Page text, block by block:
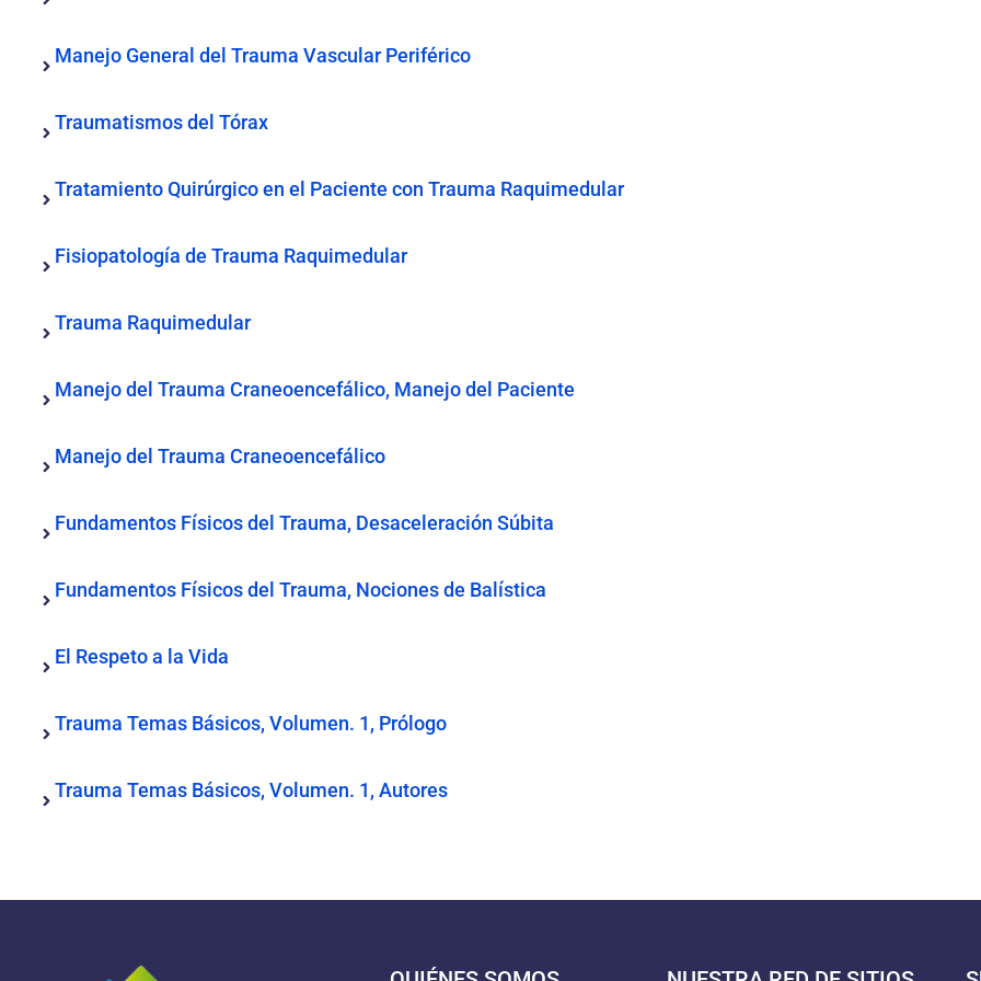
Manejo General del Trauma Vascular Periférico
Traumatismos del Tórax
Tratamiento Quirúrgico en el Paciente con Trauma Raquimedular
Fisiopatología de Trauma Raquimedular
Trauma Raquimedular
Manejo del Trauma Craneoencefálico, Manejo del Paciente
Manejo del Trauma Craneoencefálico
Fundamentos Físicos del Trauma, Desaceleración Súbita
Fundamentos Físicos del Trauma, Nociones de Balística
El Respeto a la Vida
Trauma Temas Básicos, Volumen. 1, Prólogo
Trauma Temas Básicos, Volumen. 1, Autores